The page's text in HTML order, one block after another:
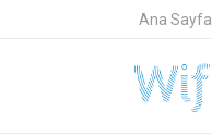
Ana Sayfa